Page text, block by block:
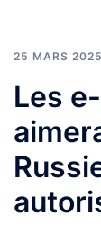
25 MARS 2025
Les